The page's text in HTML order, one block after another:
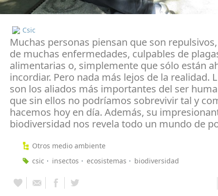
Csic
Muchas personas piensan que son
de muchas enfermedades, culpables de
alimentarias o, simplemente que sólo están
incordiar. Pero nada más lejos de la realidad.
son los aliados más importantes del ser
que sin ellos no podríamos sobrevivir tal y
hacemos hoy en día. Además, su
biodiversidad nos revela todo un mundo de
Otros medio ambiente
csic
insectos ecosistemas biodiversidad